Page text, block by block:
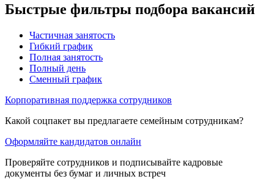
Быстрые фильтры подбора вакансий
Частичная занятость
Гибкий график
Полная занятость
Полный день
Сменный график
Корпоративная поддержка сотрудников
Какой соцпакет вы предлагаете семейным сотрудникам?
Оформляйте кандидатов онлайн
Проверяйте сотрудников и подписывайте кадровые
документы без бумаг и личных встреч